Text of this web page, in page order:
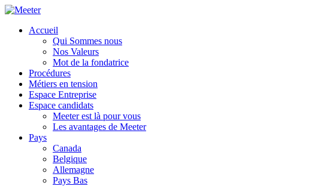
Accueil
Qui Sommes nous
Nos Valeurs
Mot de la fondatrice
Procédures
Métiers en tension
Espace Entreprise
Espace candidats
Meeter est là pour vous
Les avantages de Meeter
Pays
Canada
Belgique
Allemagne
Pays Bas